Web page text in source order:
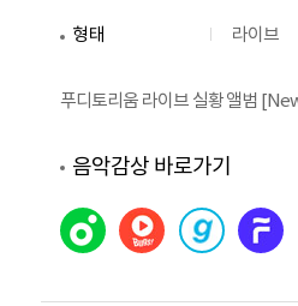
형태 라이브
푸디토리움 라이브 실황 앨범
음악감상 바로가기